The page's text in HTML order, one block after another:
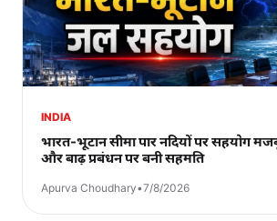
INDIA
भारत-भूटान सीमा पार नदियों पर सहयोग
और बाढ़ प्रबंधन पर बनी सहमति
Apurva Choudhary•7/8/2026